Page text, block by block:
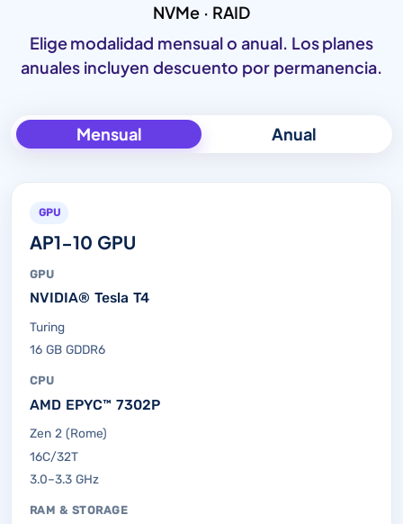
NVMe · RAID
Elige modalidad mensual o anual. Los planes
anuales incluyen descuento por permanencia.
Mensual Anual
GPU
AP1-10 GPU
GPU
NVIDIA® Tesla T4
Turing
16 GB GDDR6
CPU
AMD EPYC™ 7302P
Zen 2 (Rome)
16C/32T
3.0–3.3 GHz
RAM & STORAGE